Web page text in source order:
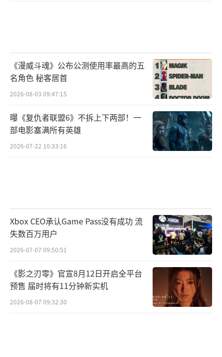
《漫威斗魂》公布公测使用率最高的五
名角色 秘客居首
2026-08-03 09:47:15
曝《复仇者联盟6》不拆上下两部！一
部电影塞满所有英雄
2026-07-22 10:33:16
Xbox CEO承认Game Pass没有成功 流
失数百万用户
2026-07-07 09:50:51
《影之刃零》官宣8月12日开启全平台
预售 届时将有11分钟新实机
2026-08-07 09:32:30